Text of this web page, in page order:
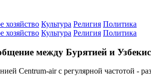
хозяйство Культура Религия Политика
хозяйство Культура Религия Политика
между Бурятией и
Centrum-air с регулярной частотой -